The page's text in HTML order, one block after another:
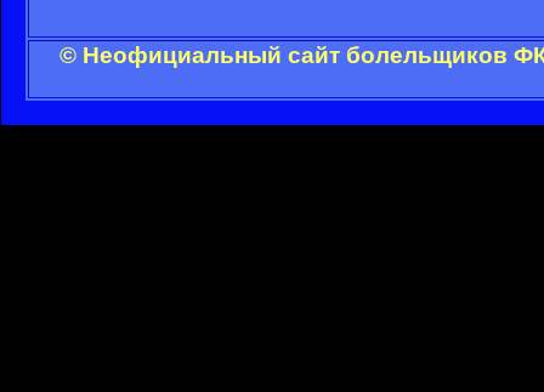
© Неофициальный сайт болельщиков